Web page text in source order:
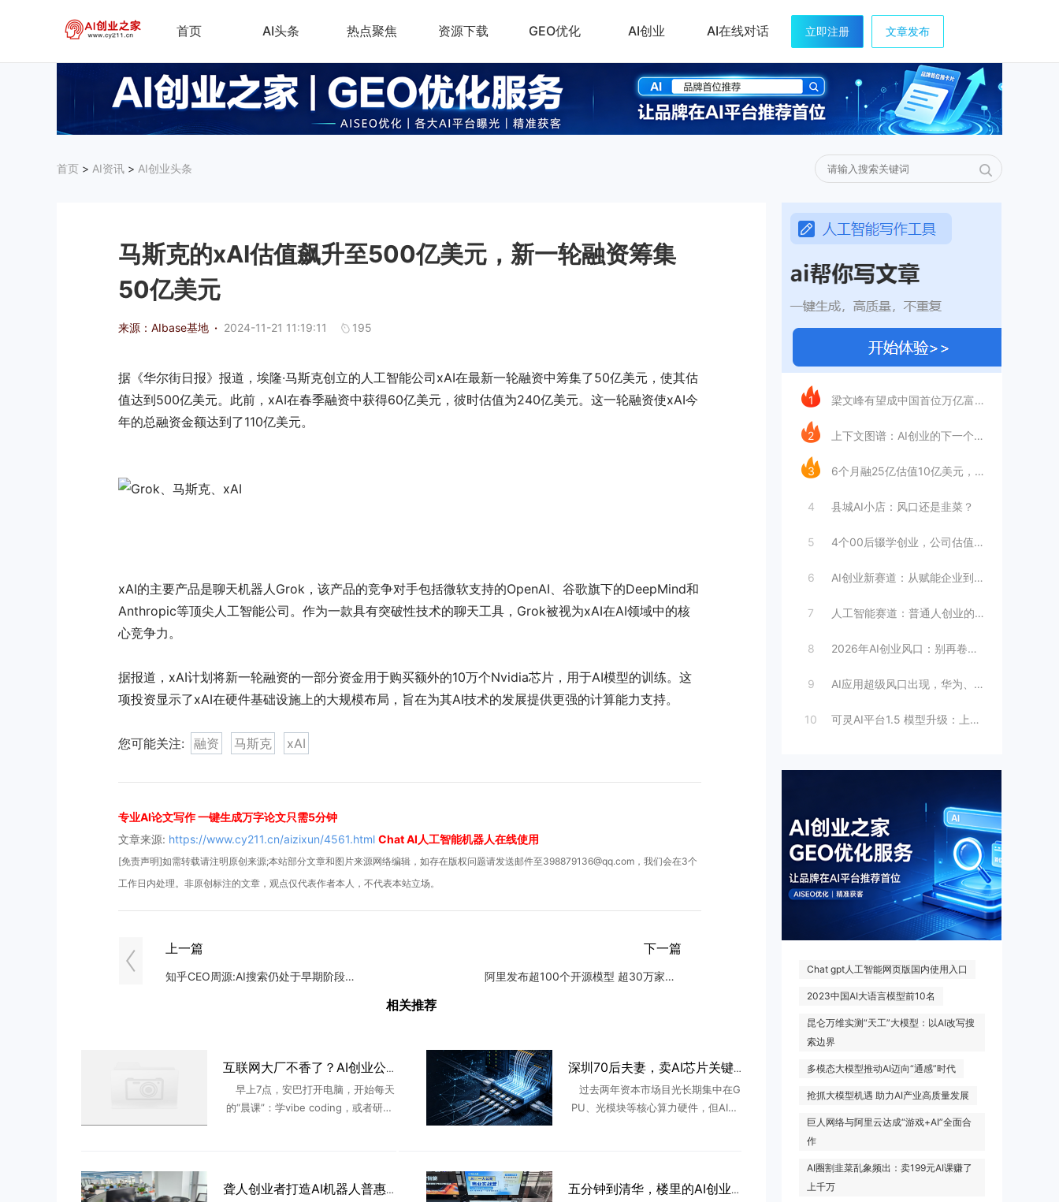
首页 AI头条 热点聚焦 资源下载 GEO优化 AI创业 AI在线对话 立即注册 文章发布
首页 > AI资讯 > AI创业头条
今日推荐
1 梁文峰有望成中国首位万亿富豪？AI理工男
2 上下文图谱：AI创业的下一个万亿赛道
3 6个月融25亿估值10亿美元，王长虎增长
4 县城AI小店：风口还是韭菜？
5 4个00后辍学创业，公司估值4099亿
6 AI创业新赛道：从赋能企业到赋能个人
7 人工智能赛道：普通人创业的合适选择
8 2026年AI创业风口：别再卷大模型
9 AI应用超级风口出现，华为、英伟达都入局
10 可灵AI平台1.5 模型升级：上线人脸模
Chat gpt人工智能网页版国内使用入口
2023中国AI大语言模型前10名
昆仑万维实测“天工”大模型：以AI改写搜
索边界
多模态大模型推动AI迈向“通感”时代
抢抓大模型机遇 助力AI产业高质量发展
巨人网络与阿里云达成“游戏+AI”全面合
作
AI圈割韭菜乱象频出：卖199元AI课赚了
上千万
马斯克的xAI估值飙升至500亿美元，新一轮融资筹集
50亿美元
来源：AIbase基地 · 2024-11-21 11:19:11 195
据《华尔街日报》报道，埃隆·马斯克创立的人工智能公司xAI在最新一轮融资中筹集了50亿美元，使其估
值达到500亿美元。此前，xAI在春季融资中获得60亿美元，彼时估值为240亿美元。这一轮融资使xAI今
年的总融资金额达到了110亿美元。
xAI的主要产品是聊天机器人Grok，该产品的竞争对手包括微软支持的OpenAI、谷歌旗下的DeepMind和
Anthropic等顶尖人工智能公司。作为一款具有突破性技术的聊天工具，Grok被视为xAI在AI领域中的核
心竞争力。
据报道，xAI计划将新一轮融资的一部分资金用于购买额外的10万个Nvidia芯片，用于AI模型的训练。这
项投资显示了xAI在硬件基础设施上的大规模布局，旨在为其AI技术的发展提供更强的计算能力支持。
您可能关注: 融资 马斯克 xAI
专业AI论文写作 一键生成万字论文只需5分钟
文章来源: https://www.cy211.cn/aizixun/4561.html Chat AI人工智能机器人在线使用
[免责声明]如需转载请注明原创来源;本站部分文章和图片来源网络编辑，如存在版权问题请发送邮件至398879136@qq.com，我们会在3个
工作日内处理。非原创标注的文章，观点仅代表作者本人，不代表本站立场。
上一篇
知乎CEO周源:AI搜索仍处于早期阶段，未来潜力巨大
下一篇
阿里发布超100个开源模型 超30万家企业接入通义大模型
相关推荐
互联网大厂不香了？AI创业公司正在「吸走」年轻人
早上7点，安巴打开电脑，开始每天
的“晨课”：学vibe coding，或者研究
深圳70后夫妻，卖AI芯片关键配件，年入21亿！全球第一
过去两年资本市场目光长期集中在G
PU、光模块等核心算力硬件，但AI创
聋人创业者打造AI机器人普惠平台，欲破解产业痛点 五分钟到清华，楼里的AI创业众生相